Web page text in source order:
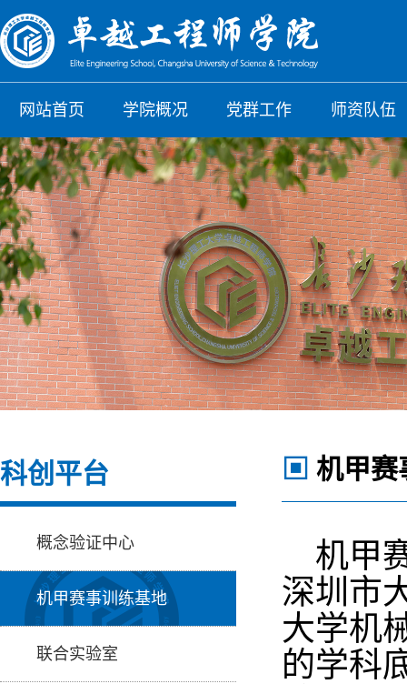
网站首页 学院概况 党群工作 师资队伍
科创平台
概念验证中心
机甲赛事训练基地
联合实验室
▣ 机甲赛
机甲
深圳市
大学机
的学科